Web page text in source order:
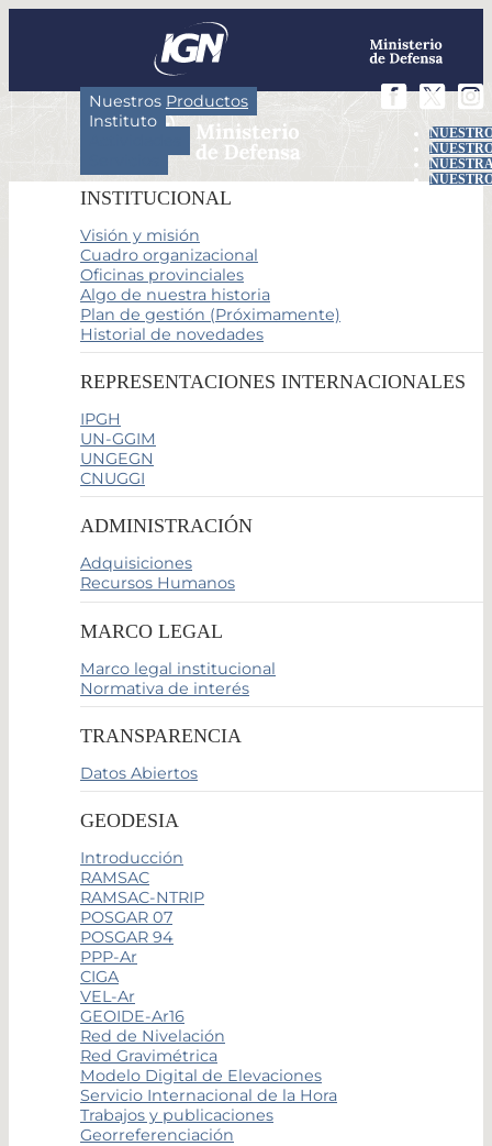
Nuestros Productos
Instituto
INSTITUCIONAL
Visión y misión
Cuadro organizacional
Oficinas provinciales
Algo de nuestra historia
Plan de gestión (Próximamente)
Historial de novedades
REPRESENTACIONES INTERNACIONALES
IPGH
UN-GGIM
UNGEGN
CNUGGI
ADMINISTRACIÓN
Adquisiciones
Recursos Humanos
MARCO LEGAL
Marco legal institucional
Normativa de interés
TRANSPARENCIA
Datos Abiertos
GEODESIA
Introducción
RAMSAC
RAMSAC-NTRIP
POSGAR 07
POSGAR 94
PPP-Ar
CIGA
VEL-Ar
GEOIDE-Ar16
Red de Nivelación
Red Gravimétrica
Modelo Digital de Elevaciones
Servicio Internacional de la Hora
Trabajos y publicaciones
Georreferenciación